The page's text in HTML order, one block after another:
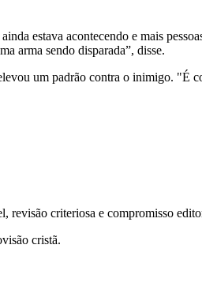
estava acontecendo e mais
arma sendo disparada”, disse.
um padrão contra o inimigo. "É
revisão criteriosa e compromisso
cristã.